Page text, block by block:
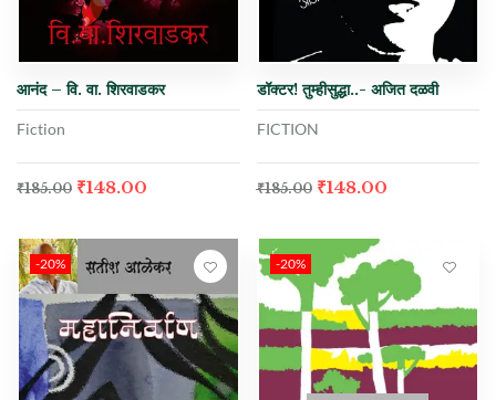
आनंद – वि. वा. शिरवाडकर
Fiction
₹185.00 ₹148.00
डॉक्टर! तुम्हीसुद्धा..- अजित दळवी
FICTION
₹185.00 ₹148.00
-20% -20%